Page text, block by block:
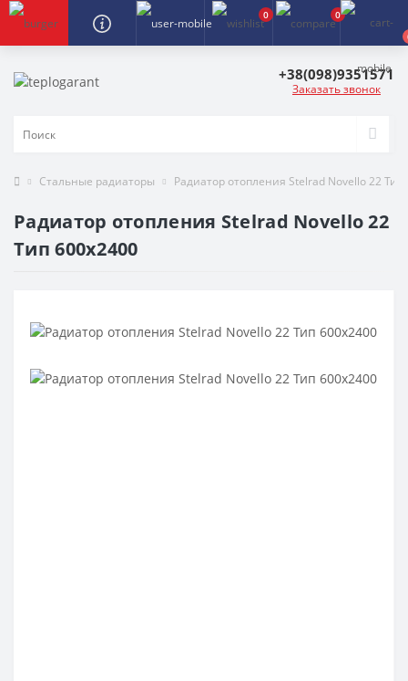
0
0
+38(098)9351571
Заказать звонок
Стальные радиаторы Радиатор отопления Stelrad Novello 22 Тип
Радиатор отопления Stelrad Novello 22
Тип 600х2400